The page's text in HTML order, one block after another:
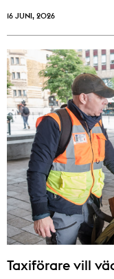
16 JUNI, 2026
Taxiförare vill